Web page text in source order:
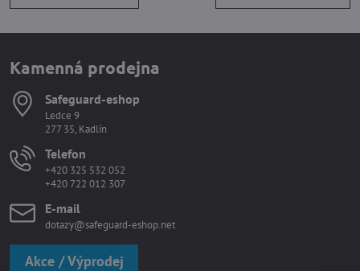
Kamenná prodejna
Safeguard-eshop
Ledce 9
277 35, Kadlín
Telefon
+420 325 532 052
+420 722 012 307
E-mail
dotazy@safeguard-eshop.net
Akce / Výprodej